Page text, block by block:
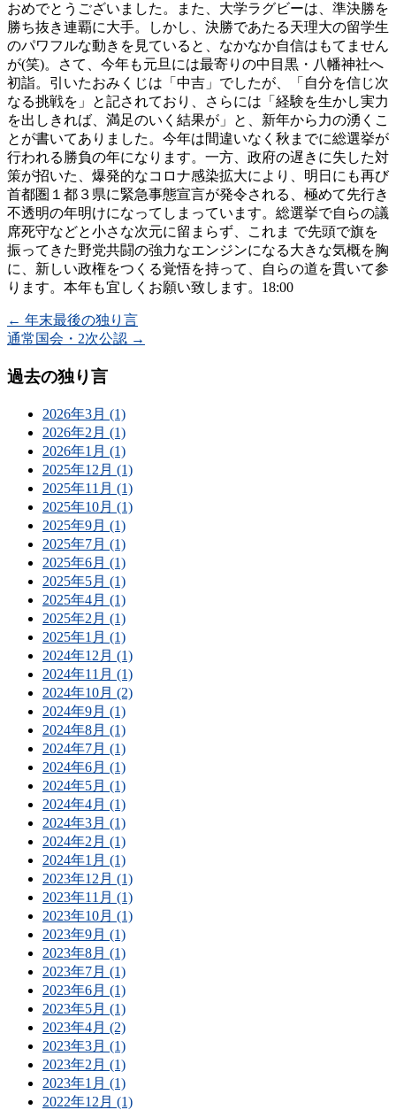
おめでとうございました。また、大学ラグビーは、準決勝を
勝ち抜き連覇に大手。しかし、決勝であたる天理大の留学生
のパワフルな動きを見ていると、なかなか自信はもてません
が(笑)。さて、今年も元旦には最寄りの中目黒・八幡神社へ
初詣。引いたおみくじは「中吉」でしたが、「自分を信じ次
なる挑戦を」と記されており、さらには「経験を生かし実力
を出しきれば、満足のいく結果が」と、新年から力の湧くこ
とが書いてありました。今年は間違いなく秋までに総選挙が
行われる勝負の年になります。一方、政府の遅きに失した対
策が招いた、爆発的なコロナ感染拡大により、明日にも再び
首都圏１都３県に緊急事態宣言が発令される、極めて先行き
不透明の年明けになってしまっています。総選挙で自らの議
席死守などと小さな次元に留まらず、これま で先頭で旗を
振ってきた野党共闘の強力なエンジンになる大きな気概を胸
に、新しい政権をつくる覚悟を持って、自らの道を貫いて参
ります。本年も宜しくお願い致します。18:00
← 年末最後の独り言
通常国会・2次公認 →
過去の独り言
2026年3月 (1)
2026年2月 (1)
2026年1月 (1)
2025年12月 (1)
2025年11月 (1)
2025年10月 (1)
2025年9月 (1)
2025年7月 (1)
2025年6月 (1)
2025年5月 (1)
2025年4月 (1)
2025年2月 (1)
2025年1月 (1)
2024年12月 (1)
2024年11月 (1)
2024年10月 (2)
2024年9月 (1)
2024年8月 (1)
2024年7月 (1)
2024年6月 (1)
2024年5月 (1)
2024年4月 (1)
2024年3月 (1)
2024年2月 (1)
2024年1月 (1)
2023年12月 (1)
2023年11月 (1)
2023年10月 (1)
2023年9月 (1)
2023年8月 (1)
2023年7月 (1)
2023年6月 (1)
2023年5月 (1)
2023年4月 (2)
2023年3月 (1)
2023年2月 (1)
2023年1月 (1)
2022年12月 (1)